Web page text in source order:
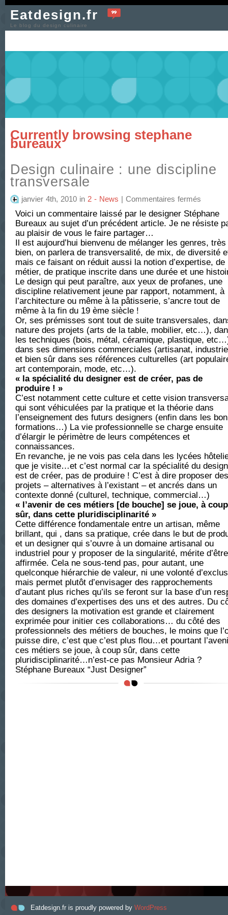
Eatdesign.fr
Le blog du design culinaire
Currently browsing stephane
bureaux
Design culinaire : une discipline
transversale
janvier 4th, 2010 in 2 - News Commentaires fermés
culinaire
:
Voici un commentaire laissé par le designer Stéphane
Bureaux au sujet d’un précédent article. Je ne résiste
au plaisir de vous le faire partager…
Il est aujourd’hui bienvenu de mélanger les genres, très
bien, on parlera de transversalité, de mix, de diversité
mais ce faisant on réduit aussi la notion d’expertise, de
métier, de pratique inscrite dans une durée et une
Le design qui peut paraître, aux yeux de profanes, une
discipline relativement jeune par rapport, notamment, à
l’architecture ou même à la pâtisserie, s’ancre tout de
même à la fin du 19 ème siècle !
Or, ses prémisses sont tout de suite transversales,
nature des projets (arts de la table, mobilier, etc…),
les techniques (bois, métal, céramique, plastique,
dans ses dimensions commerciales (artisanat,
et bien sûr dans ses références culturelles (art
art contemporain, mode, etc…).
« la spécialité du designer est de créer, pas de
produire ! »
C’est notamment cette culture et cette vision
qui sont véhiculées par la pratique et la théorie dans
l’enseignement des futurs designers (enfin dans les
formations…) La vie professionnelle se charge ensuite
d’élargir le périmètre de leurs compétences et
connaissances.
En revanche, je ne vois pas cela dans les lycées
que je visite…et c’est normal car la spécialité du
est de créer, pas de produire ! C’est à dire proposer des
projets – alternatives à l’existant – et ancrés dans un
contexte donné (culturel, technique, commercial…)
« l’avenir de ces métiers [de bouche] se joue, à coup
sûr, dans cette pluridisciplinarité »
Cette différence fondamentale entre un artisan, même
brillant, qui , dans sa pratique, crée dans le but de
et un designer qui s’ouvre à un domaine artisanal ou
industriel pour y proposer de la singularité, mérite d’être
affirmée. Cela ne sous-tend pas, pour autant, une
quelconque hiérarchie de valeur, ni une volonté
mais permet plutôt d’envisager des rapprochements
d’autant plus riches qu’ils se feront sur la base d’un
des domaines d’expertises des uns et des autres. Du
des designers la motivation est grande et clairement
exprimée pour initier ces collaborations… du côté des
professionnels des métiers de bouches, le moins que
puisse dire, c’est que c’est plus flou…et pourtant
ces métiers se joue, à coup sûr, dans cette
pluridisciplinarité…n’est-ce pas Monsieur Adria ?
Stéphane Bureaux “Just Designer”
Eatdesign.fr is proudly powered by WordPress